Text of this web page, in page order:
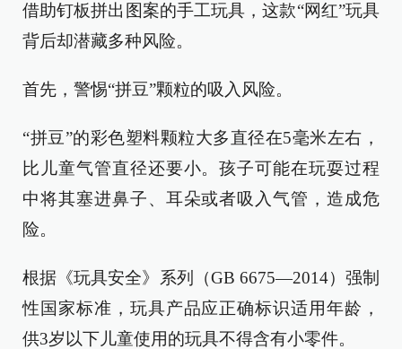
借助钉板拼出图案的手工玩具，这款“网红”玩具
背后却潜藏多种风险。
首先，警惕“拼豆”颗粒的吸入风险。
“拼豆”的彩色塑料颗粒大多直径在5毫米左右，
比儿童气管直径还要小。孩子可能在玩耍过程
中将其塞进鼻子、耳朵或者吸入气管，造成危
险。
根据《玩具安全》系列（GB 6675—2014）强制
性国家标准，玩具产品应正确标识适用年龄，
供3岁以下儿童使用的玩具不得含有小零件。